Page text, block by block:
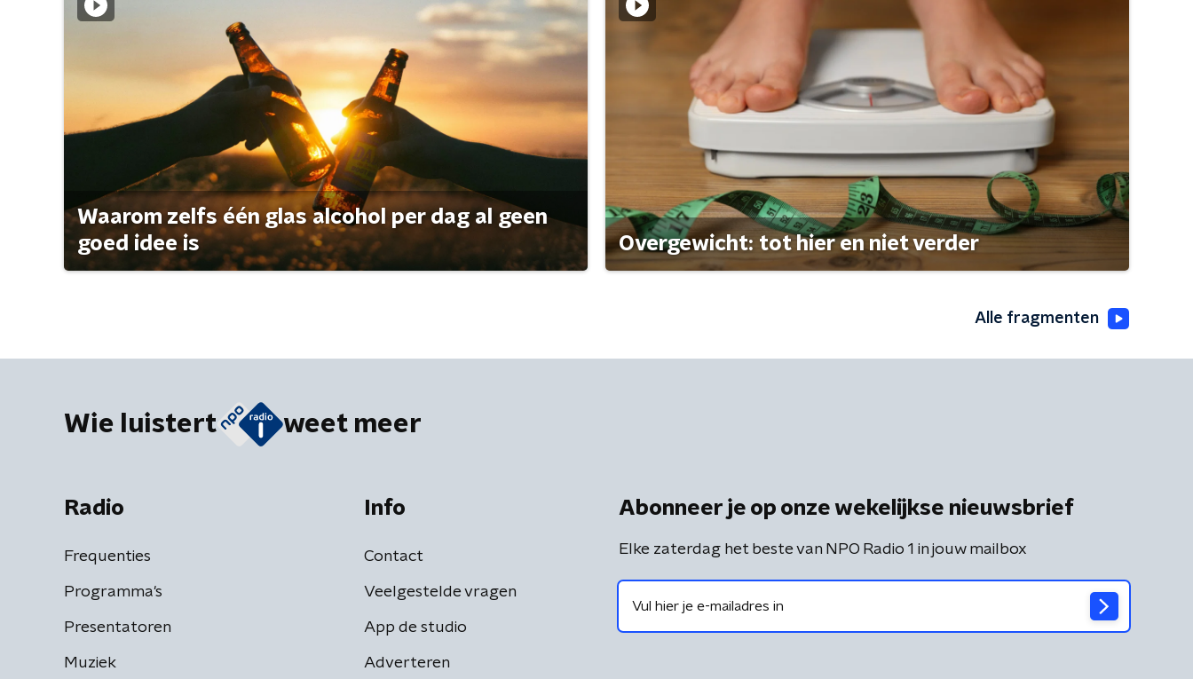
Waarom zelfs één glas alcohol per dag al geen
goed idee is
Overgewicht: tot hier en niet verder
Alle fragmenten
Wie luistert weet meer
Radio
Frequenties
Programma's
Presentatoren
Muziek
Info
Contact
Veelgestelde vragen
App de studio
Adverteren
Abonneer je op onze wekelijkse nieuwsbrief
Elke zaterdag het beste van NPO Radio 1 in jouw mailbox